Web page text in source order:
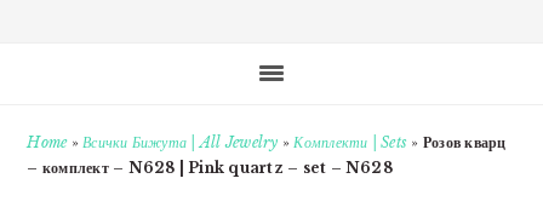
Home»Всички Бижута | All Jewelry »Комплекти | Sets » Розов кварц
– комплект – N628 | Pink quartz – set – N628